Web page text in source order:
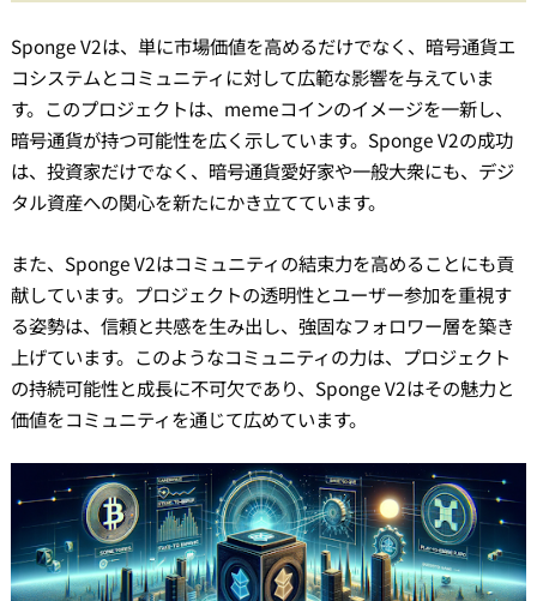
Sponge V2は、単に市場価値を高めるだけでなく、暗号通貨エ
コシステムとコミュニティに対して広範な影響を与えていま
す。このプロジェクトは、memeコインのイメージを一新し、
暗号通貨が持つ可能性を広く示しています。Sponge V2の成功
は、投資家だけでなく、暗号通貨愛好家や一般大衆にも、デジ
タル資産への関心を新たにかき立てています。
また、Sponge V2はコミュニティの結束力を高めることにも貢
献しています。プロジェクトの透明性とユーザー参加を重視す
る姿勢は、信頼と共感を生み出し、強固なフォロワー層を築き
上げています。このようなコミュニティの力は、プロジェクト
の持続可能性と成長に不可欠であり、Sponge V2はその魅力と
価値をコミュニティを通じて広めています。